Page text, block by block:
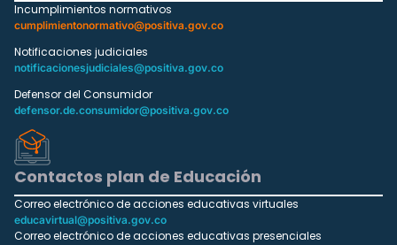
Incumplimientos normativos
cumplimientonormativo@positiva.gov.co
Notificaciones judiciales
notificacionesjudiciales@positiva.gov.co
Defensor del Consumidor
defensor.de.consumidor@positiva.gov.co
Contactos plan de Educación
Correo electrónico de acciones educativas virtuales
educavirtual@positiva.gov.co
Correo electrónico de acciones educativas presenciales